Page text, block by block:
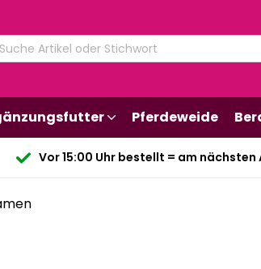
Pferdeweide
Vor 15:00 Uhr bestellt = am